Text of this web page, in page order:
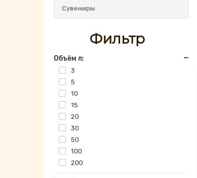
Cувениры
Фильтр
Объём л:
3
5
10
15
20
30
50
100
200